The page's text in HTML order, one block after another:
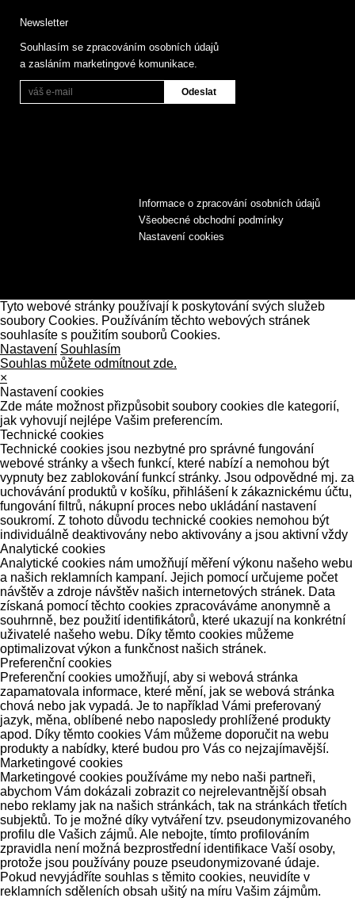
Newsletter
Souhlasím se zpracováním osobních údajů
a zasláním marketingové komunikace.
Informace o zpracování osobních údajů
Všeobecné obchodní podmínky
Nastavení cookies
Tyto webové stránky používají k poskytování svých služeb
soubory Cookies. Používáním těchto webových stránek
souhlasíte s použitím souborů Cookies.
Nastavení Souhlasím
Souhlas můžete odmítnout zde.
×
Nastavení cookies
Zde máte možnost přizpůsobit soubory cookies dle kategorií,
jak vyhovují nejlépe Vašim preferencím.
Technické cookies
Technické cookies jsou nezbytné pro správné fungování
webové stránky a všech funkcí, které nabízí a nemohou být
vypnuty bez zablokování funkcí stránky. Jsou odpovědné mj. za
uchovávání produktů v košíku, přihlášení k zákaznickému účtu,
fungování filtrů, nákupní proces nebo ukládání nastavení
soukromí. Z tohoto důvodu technické cookies nemohou být
individuálně deaktivovány nebo aktivovány a jsou aktivní vždy
Analytické cookies
Analytické cookies nám umožňují měření výkonu našeho webu
a našich reklamních kampaní. Jejich pomocí určujeme počet
návštěv a zdroje návštěv našich internetových stránek. Data
získaná pomocí těchto cookies zpracováváme anonymně a
souhrnně, bez použití identifikátorů, které ukazují na konkrétní
uživatelé našeho webu. Díky těmto cookies můžeme
optimalizovat výkon a funkčnost našich stránek.
Preferenční cookies
Preferenční cookies umožňují, aby si webová stránka
zapamatovala informace, které mění, jak se webová stránka
chová nebo jak vypadá. Je to například Vámi preferovaný
jazyk, měna, oblíbené nebo naposledy prohlížené produkty
apod. Díky těmto cookies Vám můžeme doporučit na webu
produkty a nabídky, které budou pro Vás co nejzajímavější.
Marketingové cookies
Marketingové cookies používáme my nebo naši partneři,
abychom Vám dokázali zobrazit co nejrelevantnější obsah
nebo reklamy jak na našich stránkách, tak na stránkách třetích
subjektů. To je možné díky vytváření tzv. pseudonymizovaného
profilu dle Vašich zájmů. Ale nebojte, tímto profilováním
zpravidla není možná bezprostřední identifikace Vaší osoby,
protože jsou používány pouze pseudonymizované údaje.
Pokud nevyjádříte souhlas s těmito cookies, neuvidíte v
reklamních sděleních obsah ušitý na míru Vašim zájmům.